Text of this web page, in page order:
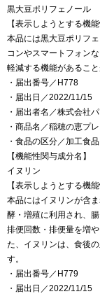
黒大豆ポリフェノール
【表示しようとする機能
本品には黒大豆ポリフ
コンやスマートフォン
軽減する機能があるこ
・届出番号／H778
・届出日／2022/11/15
・届出者名／株式会社
・商品名／稲穂の恵プ
・食品の区分／加工食品
【機能性関与成分名】
イヌリン
【表示しようとする機能
本品にはイヌリンが含
酵・増殖に利用され、
排便回数・排便量を増
た、イヌリンは、食後
す。
・届出番号／H779
・届出日／2022/11/15